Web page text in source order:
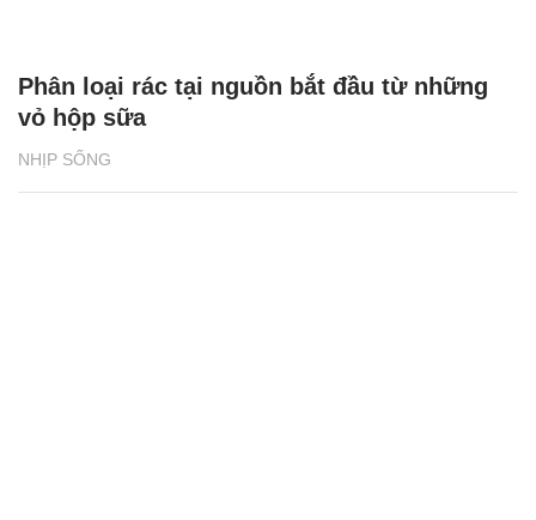
NHỊP SỐNG
Phân loại rác tại nguồn bắt đầu từ những
vỏ hộp sữa